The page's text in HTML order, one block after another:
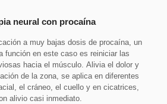
neural con procaína
a muy bajas dosis de procaína, un
función en este caso es reiniciar las
hacia el músculo. Alivia el dolor y
de la zona, se aplica en diferentes
el cráneo, el cuello y en cicatrices,
alivio casi inmediato.